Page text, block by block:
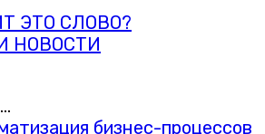
ЭТО СЛОВО?
НОВОСТИ